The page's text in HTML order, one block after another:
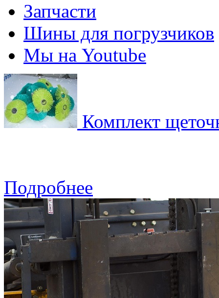
Запчасти
Шины для погрузчиков
Мы на Youtube
Комплект
Подробнее